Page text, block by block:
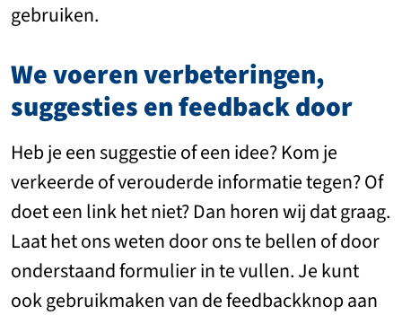
gebruiken.
Wevoerenverbeteringen,
suggesties enfeedbackdoor
Heb je een suggestie of een idee? Kom je
verkeerde of verouderde informatie tegen? Of
doet een link het niet? Dan horen wij dat graag.
Laat het ons weten door ons te bellen of door
onderstaand formulier in te vullen. Je kunt
ook gebruikmaken van de feedbackknop aan